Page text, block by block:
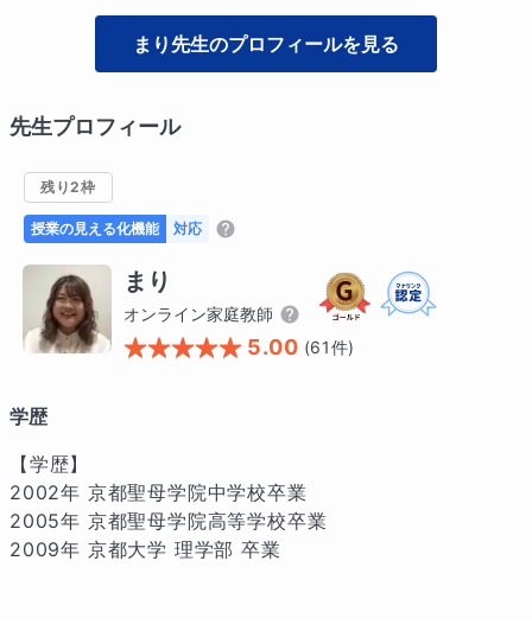
まり 先生のプロフィールを見る
先生プロフィール
残り2枠
授業の見える化機能 対応
まり
オンライン家庭教師
5.00 (61件)
学歴
【学歴】
2002年 京都聖母学院中学校卒業
2005年 京都聖母学院高等学校卒業
2009年 京都大学 理学部 卒業